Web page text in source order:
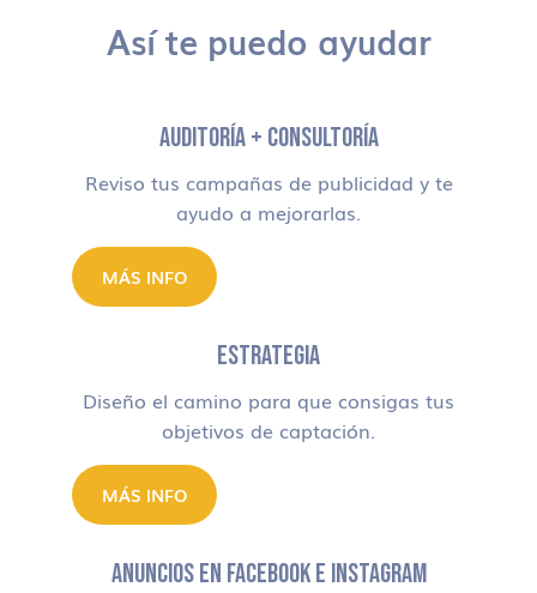
Así te puedo ayudar
AUDITORÍA + CONSULTORÍA
Reviso tus campañas de publicidad y te
ayudo a mejorarlas.
MÁS INFO
ESTRATEGIA
Diseño el camino para que consigas tus
objetivos de captación.
MÁS INFO
ANUNCIOS EN FACEBOOK E INSTAGRAM